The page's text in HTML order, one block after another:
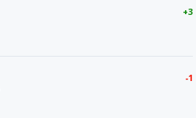
+3
-1